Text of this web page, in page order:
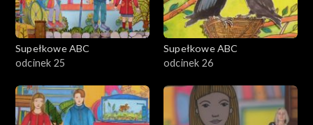
Supełkowe ABC
odcinek 25
Supełkowe ABC
odcinek 26